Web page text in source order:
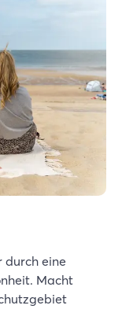
durch eine
Macht